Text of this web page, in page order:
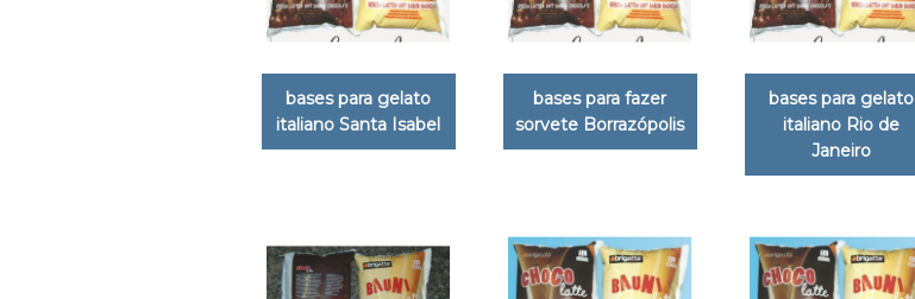
bases para gelato
italiano Santa Isabel
bases para fazer
sorvete Borrazópolis
bases para gelato
italiano Rio de
Janeiro